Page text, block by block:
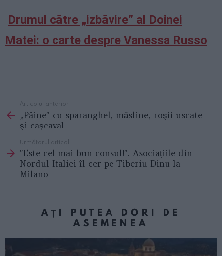
Drumul către „izbăvire” al Doinei
Matei: o carte despre Vanessa Russo
more
Articolul anterior
„Pâine” cu sparanghel, măsline, roşii uscate
şi caşcaval
Următorul articol
”Este cel mai bun consul!”. Asociațiile din
Nordul Italiei îl cer pe Tiberiu Dinu la
Milano
AȚI PUTEA DORI DE
ASEMENEA